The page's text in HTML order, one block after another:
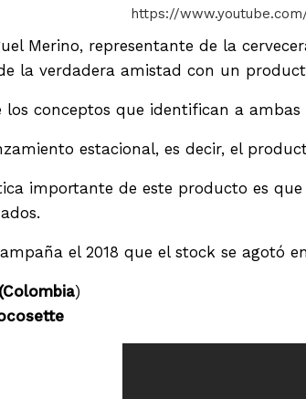
https://
Merino, representante de la
la verdadera amistad con un
los conceptos que identifican a
estacional, es decir, el
importante de este producto es
el 2018 que el stock se agotó
)